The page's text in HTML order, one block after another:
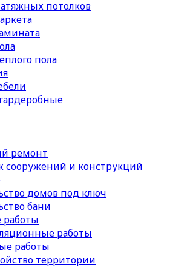
потолков
пола
ремонт
сооружений и конструкций
домов под ключ
бани
работы
работы
территории